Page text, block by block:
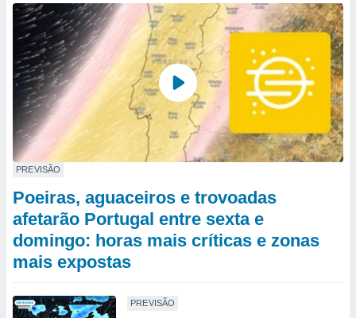
PREVISÃO
Poeiras, aguaceiros e trovoadas
afetarão Portugal entre sexta e
domingo: horas mais críticas e zonas
mais expostas
PREVISÃO